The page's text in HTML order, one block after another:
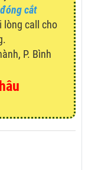
cắt
lòng call cho
P. Bình